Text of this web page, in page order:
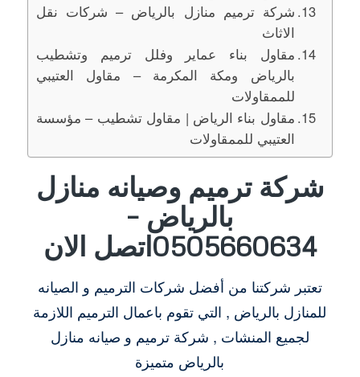
شركة ترميم منازل بالرياض – شركات نقل
الاثاث
مقاول بناء عماير وفلل ترميم وتشطيب
بالرياض ومكة المكرمة – مقاول العتيبي
للممقاولات
مقاول بناء الرياض | مقاول تشطيب – مؤسسة
العتيبي للممقاولات
شركة ترميم وصيانه منازل
بالرياض –
0505660634اتصل الان
تعتبر شركتنا من أفضل شركات الترميم و الصيانه
للمنازل بالرياض , التي تقوم باعمال الترميم اللازمة
لجميع المنشات , شركة ترميم و صيانه منازل
بالرياض متميزة